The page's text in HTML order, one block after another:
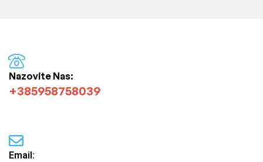
Nazovite Nas:
+385958758039
Email: